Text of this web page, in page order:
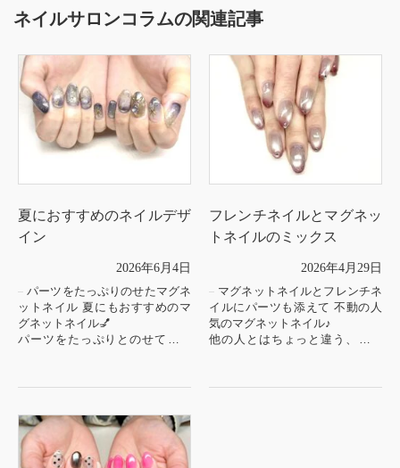
ネイルサロンコラムの関連記事
夏におすすめのネイルデザ
イン
2026年6月4日
パーツをたっぷりのせたマグネ
ットネイル 夏にもおすすめのマ
グネットネイル💅
パーツをたっぷりとのせて、ゴ
もちろんフィルインOK、パラジ
す。
ひ...
フレンチネイルとマグネッ
トネイルのミックス
2026年4月29日
マグネットネイルとフレンチネ
イルにパーツも添えて 不動の人
気のマグネットネイル♪
他の人とはちょっと違う、フレ
な配色とデザインでも華...